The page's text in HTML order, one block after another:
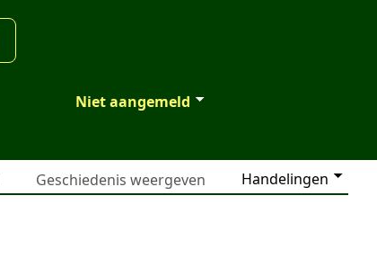
Niet aangemeld
Handelingen
Geschiedenis weergeven